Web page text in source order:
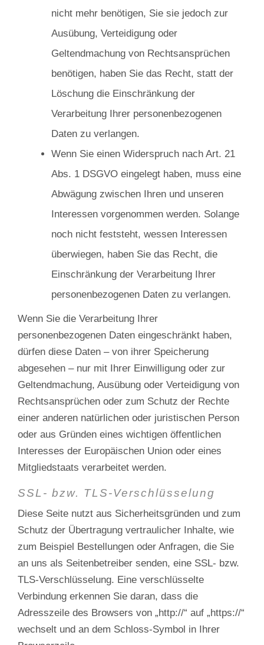
nicht mehr benötigen, Sie sie jedoch zur
Ausübung, Verteidigung oder
Geltendmachung von Rechtsansprüchen
benötigen, haben Sie das Recht, statt der
Löschung die Einschränkung der
Verarbeitung Ihrer personenbezogenen
Daten zu verlangen.
Wenn Sie einen Widerspruch nach Art. 21
Abs. 1 DSGVO eingelegt haben, muss eine
Abwägung zwischen Ihren und unseren
Interessen vorgenommen werden. Solange
noch nicht feststeht, wessen Interessen
überwiegen, haben Sie das Recht, die
Einschränkung der Verarbeitung Ihrer
personenbezogenen Daten zu verlangen.
Wenn Sie die Verarbeitung Ihrer
personenbezogenen Daten eingeschränkt haben,
dürfen diese Daten – von ihrer Speicherung
abgesehen – nur mit Ihrer Einwilligung oder zur
Geltendmachung, Ausübung oder Verteidigung von
Rechtsansprüchen oder zum Schutz der Rechte
einer anderen natürlichen oder juristischen Person
oder aus Gründen eines wichtigen öffentlichen
Interesses der Europäischen Union oder eines
Mitgliedstaats verarbeitet werden.
SSL- bzw. TLS-Verschlüsselung
Diese Seite nutzt aus Sicherheitsgründen und zum
Schutz der Übertragung vertraulicher Inhalte, wie
zum Beispiel Bestellungen oder Anfragen, die Sie
an uns als Seitenbetreiber senden, eine SSL- bzw.
TLS-Verschlüsselung. Eine verschlüsselte
Verbindung erkennen Sie daran, dass die
Adresszeile des Browsers von „http://“ auf „https://“
wechselt und an dem Schloss-Symbol in Ihrer